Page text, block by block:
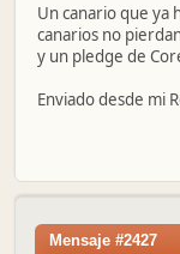
Un canario que ya
canarios no
y un pledge de
Enviado desde mi
Mensaje #2427